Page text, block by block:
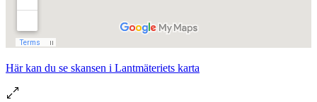
Här kan du se skansen i Lantmäteriets karta